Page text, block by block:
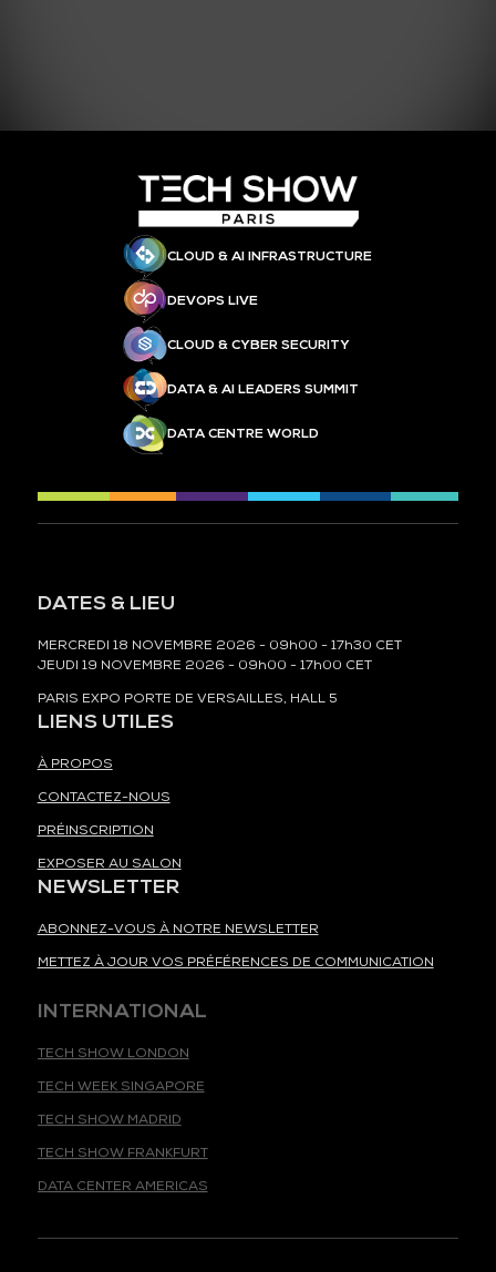
CLOUD & AI INFRASTRUCTURE
DEVOPS LIVE
CLOUD & CYBER SECURITY
DATA & AI LEADERS SUMMIT
DATA CENTRE WORLD
DATES & LIEU
MERCREDI 18 NOVEMBRE 2026 - 09h00 - 17h30 CET
JEUDI 19 NOVEMBRE 2026 - 09h00 - 17h00 CET
PARIS EXPO PORTE DE VERSAILLES, HALL 5
LIENS UTILES
À PROPOS
CONTACTEZ-NOUS
PRÉINSCRIPTION
EXPOSER AU SALON
NEWSLETTER
ABONNEZ-VOUS À NOTRE NEWSLETTER
METTEZ À JOUR VOS PRÉFÉRENCES DE COMMUNICATION
TECH WEEK SINGAPORE
TECH SHOW MADRID
TECH SHOW FRANKFURT
DATA CENTER AMERICAS